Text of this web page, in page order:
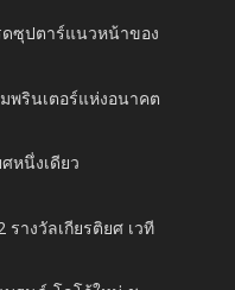
ดซุปตาร์แนวหน้าของ
พรินเตอร์แห่งอนาคต
หนึ่งเดียว
างวัลเกียรติยศ เวที